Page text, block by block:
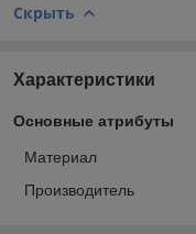
Скрыть
Характеристики
Основные атрибуты
Материал
Производитель